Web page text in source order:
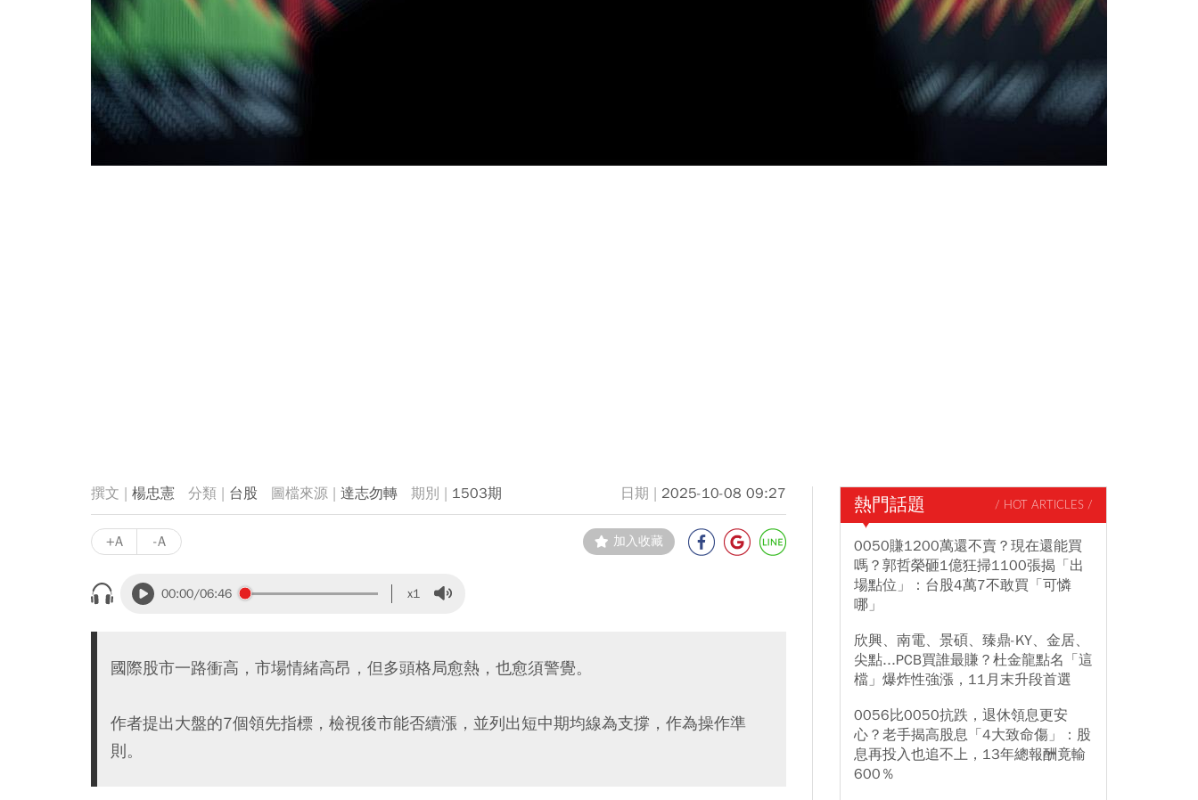
楊忠憲 台股 達志勿轉 1503期 2025-10-08 09:27
+A -A 加入收藏
00:00/06:46 x1
國際股市一路衝高，市場情緒高昂，但多頭格局愈熱，也愈須警覺。
作者提出大盤的7個領先指標，檢視後市能否續漲，並列出短中期均線為支撐，作為操作準
則。
熱門話題 / HOT ARTICLES /
0050賺1200萬還不賣？現在還能買
嗎？郭哲榮砸1億狂掃1100張揭「出
場點位」：台股4萬7不敢買「可憐
哪」
欣興、南電、景碩、臻鼎-KY、金居、
尖點...PCB買誰最賺？杜金龍點名「這
檔」爆炸性強漲，11月末升段首選
0056比0050抗跌，退休領息更安
心？老手揭高股息「4大致命傷」：股
息再投入也追不上，13年總報酬竟輸
600％